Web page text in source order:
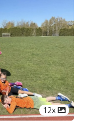
Počet
12x